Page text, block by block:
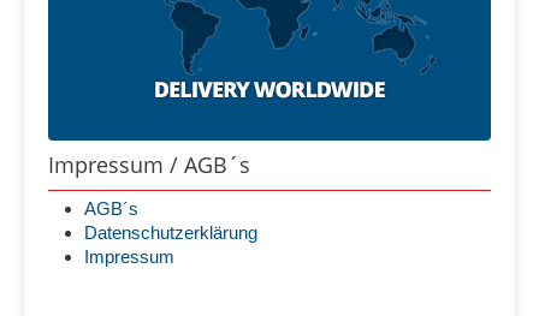
Impressum / AGB´s
AGB´s
Datenschutzerklärung
Impressum